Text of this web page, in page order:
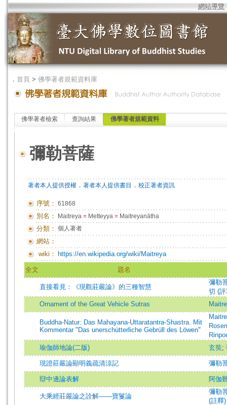
網站導覽
． 首頁 > 佛學著者規範資料庫
佛學著者檢索 查詢結果 佛學著者規範資料
彌勒菩薩
著者本人提供授權 ． 著者本人提供書目 ． 校正著者資訊
序號： 61868
別名： Maitreya = Metteyya = Maitreyanātha
分類： 個人著者
網站：
wiki：
https://en.wikipedia.org/wiki/Maitreya
全文 題名
直接看見：《現觀莊嚴論》的三種智慧
彌勒
切 (
Ornament of the Great Vehicle Sutras
Buddha-Natur: Das Mahayana-Uttaratantra-Shastra. Mit
Kommentar "Das unerschütterliche Gebrüll des Löwen"
瑜伽師地論(二版)
玄奘;
現證莊嚴論顯明義疏清涼記 彌勒
辯中邊論表解 阿伽
大乘經莊嚴論之詮解——寶鬘論
彌勒
(註釋)